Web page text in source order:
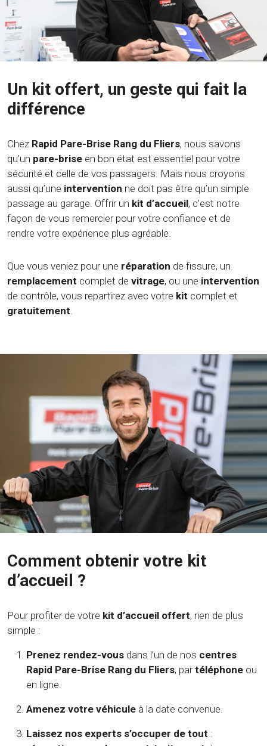
Un kit offert, un geste qui fait la
différence
Chez Rapid Pare-Brise Rang du Fliers, nous savons
qu’un pare-brise en bon état est essentiel pour votre
sécurité et celle de vos passagers. Mais nous croyons
aussi qu’une intervention ne doit pas être qu’un simple
passage au garage. Offrir un kit d’accueil, c’est notre
façon de vous remercier pour votre confiance et de
rendre votre expérience plus agréable.
Que vous veniez pour une réparation de fissure, un
remplacement complet de vitrage, ou une intervention
de contrôle, vous repartirez avec votre kit complet et
gratuitement.
Comment obtenir votre kit
d’accueil ?
Pour profiter de votre kit d’accueil offert, rien de plus
simple :
Prenez rendez-vous dans l’un de nos centres
Rapid Pare-Brise Rang du Fliers, partéléphone ou
en ligne.
Amenez votre véhicule à la date convenue.
Laissez nos experts s’occuper de tout :